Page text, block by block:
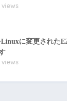
に変更された